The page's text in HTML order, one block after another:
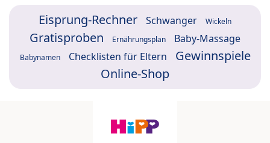
Eisprung-Rechner Schwanger Wickeln
Gratisproben Ernährungsplan Baby-Massage
Babynamen Checklisten für Eltern
Gewinnspiele
Online-Shop